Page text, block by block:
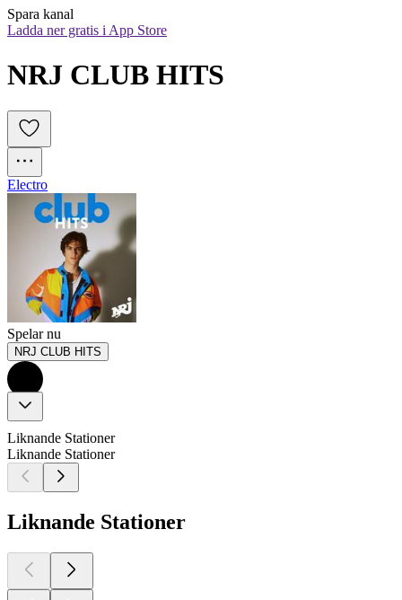
Spara kanal
Ladda ner gratis i App Store
NRJ CLUB HITS
Electro
Spelar nu
NRJ CLUB HITS
Liknande Stationer
Liknande Stationer
Liknande Stationer